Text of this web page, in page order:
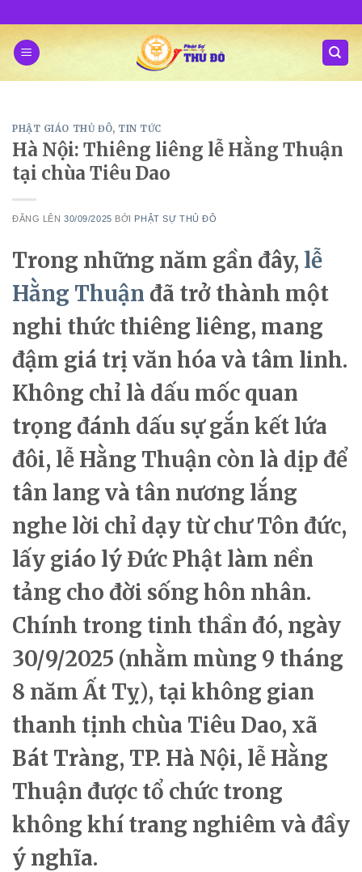
content
PHẬT GIÁO THỦ ĐÔ, TIN TỨC
Hà Nội: Thiêng liêng lễ Hằng Thuận
tại chùa Tiêu Dao
ĐĂNG LÊN30/09/2025 BỞI PHẬT SỰ THỦ ĐÔ
Trong những năm gần đây, lễ
Hằng Thuận đã trở thành một
nghi thức thiêng liêng, mang
đậm giá trị văn hóa và tâm linh.
Không chỉ là dấu mốc quan
trọng đánh dấu sự gắn kết lứa
đôi, lễ Hằng Thuận còn là dịp để
tân lang và tân nương lắng
nghe lời chỉ dạy từ chư Tôn đức,
lấy giáo lý Đức Phật làm nền
tảng cho đời sống hôn nhân.
Chính trong tinh thần đó, ngày
30/9/2025 (nhằm mùng 9 tháng
8 năm Ất Tỵ), tại không gian
thanh tịnh chùa Tiêu Dao, xã
Bát Tràng, TP. Hà Nội, lễ Hằng
Thuận được tổ chức trong
không khí trang nghiêm và đầy
ý nghĩa.